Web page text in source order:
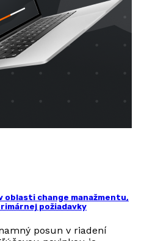
oblasti change manažmentu,
požiadavky
posun v riadení